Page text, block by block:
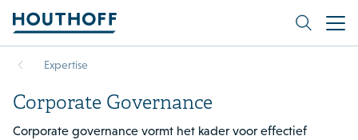
Expertise
Corporate Governance
Corporate governance vormt het kader voor effectief